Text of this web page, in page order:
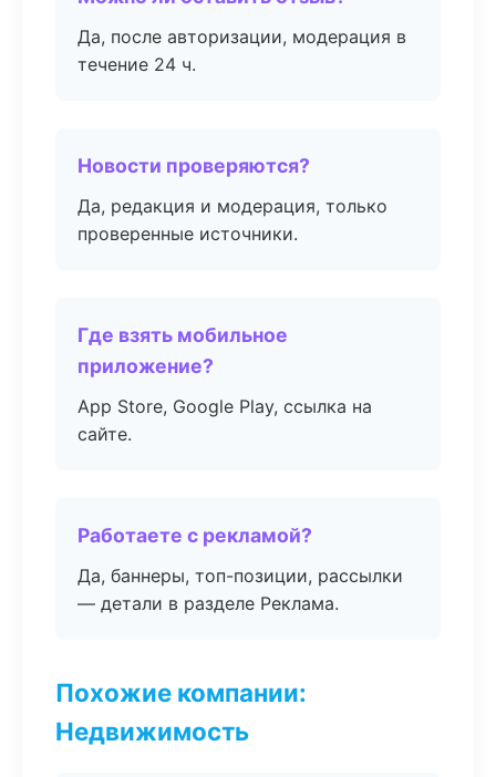
Да, после авторизации, модерация в
течение 24 ч.
Новости проверяются?
Да, редакция и модерация, только
проверенные источники.
Где взять мобильное
приложение?
App Store, Google Play, ссылка на
сайте.
Работаете с рекламой?
Да, баннеры, топ-позиции, рассылки
— детали в разделе Реклама.
Похожие компании:
Недвижимость